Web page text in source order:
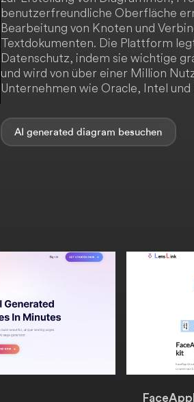
benutzerfreundliche Oberfläche
Bearbeitung von Knoten und
Textdokumenten. Die Plattform
Datenschutz, indem sie wichtige
und wird von über einer Million
Unternehmen wie Oracle, Intel
AI generated diagram